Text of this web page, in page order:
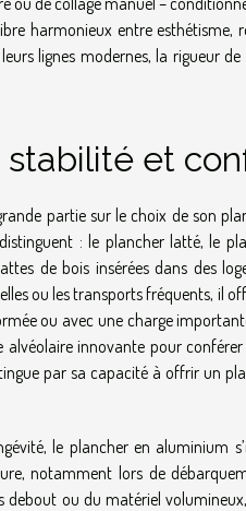
harmonieux entre esthétisme,
lignes modernes, la rigueur
stabilité et
partie sur le choix de son
: le plancher latté, le
de bois insérées dans des
ou les transports fréquents, il
ou avec une charge
innovante pour
par sa capacité à offrir un
le plancher en aluminium
notamment lors de
debout ou du matériel